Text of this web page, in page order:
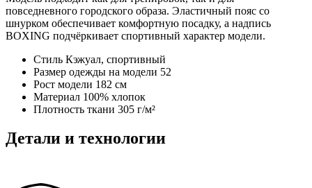
повседневного городского образа. Эластичный пояс со
шнурком обеспечивает комфортную посадку, а надпись
BOXING подчёркивает спортивный характер модели.
Стиль Кэжуал, спортивный
Размер одежды на модели 52
Рост модели 182 см
Материал 100% хлопок
Плотность ткани 305 г/м²
Детали и технологии